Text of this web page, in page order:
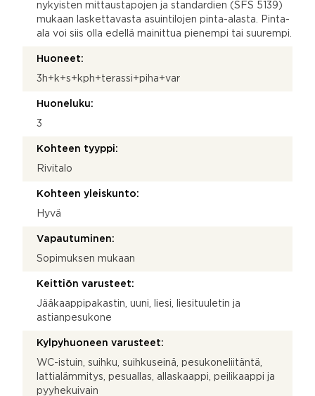
nykyisten mittaustapojen ja standardien (SFS 5139)
mukaan laskettavasta asuintilojen pinta-alasta. Pinta-
ala voi siis olla edellä mainittua pienempi tai suurempi.
Huoneet:
3h+k+s+kph+terassi+piha+var
Huoneluku:
3
Kohteen tyyppi:
Rivitalo
Kohteen yleiskunto:
Hyvä
Vapautuminen:
Sopimuksen mukaan
Keittiön varusteet:
Jääkaappipakastin, uuni, liesi, liesituuletin ja
astianpesukone
Kylpyhuoneen varusteet:
WC-istuin, suihku, suihkuseinä, pesukoneliitäntä,
lattialämmitys, pesuallas, allaskaappi, peilikaappi ja
pyyhekuivain